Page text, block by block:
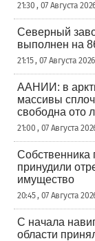
21:30 , 07 Августа
Северный
выполнен на
21:15 , 07 Августа
ААНИИ: в
массивы
свободна ото
21:00 , 07 Августа
Собственника
принудили
имущество
20:45 , 07 Августа
С начала
области